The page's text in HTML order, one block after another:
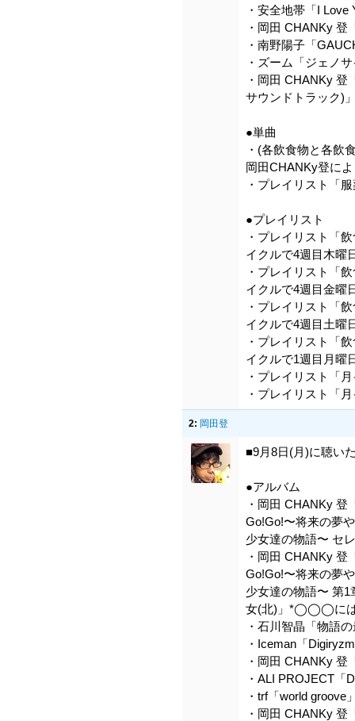
・安全地帯「I
・岡田 CHANKy
・南野陽子「
・ズーム「ジェノ
・岡田 CHANKy
サウンドトラック)
●単曲
・(各飲食物と各飲
岡田CHANKy登に
・プレイリスト「
●プレイリスト
・プレイリスト「
イクルで4週目木曜
・プレイリスト「
イクルで4週目金曜
・プレイリスト「
イクルで4週目土曜
・プレイリスト「
イクルで1週目月曜
・プレイリスト「
・プレイリスト「
2: 岡田登
■9月8日(月)に聴い
●アルバム
・岡田 CHANKy
Go!Go!〜将来の夢
少女達の物語〜 セ
・岡田 CHANKy
Go!Go!〜将来の夢
少女達の物語〜 第
女(北)」*◯◯◯には
・石川智晶「物語
・Iceman「
・岡田 CHANKy 登
・ALI PROJECT「
・trf「world groove
・岡田 CHANKy